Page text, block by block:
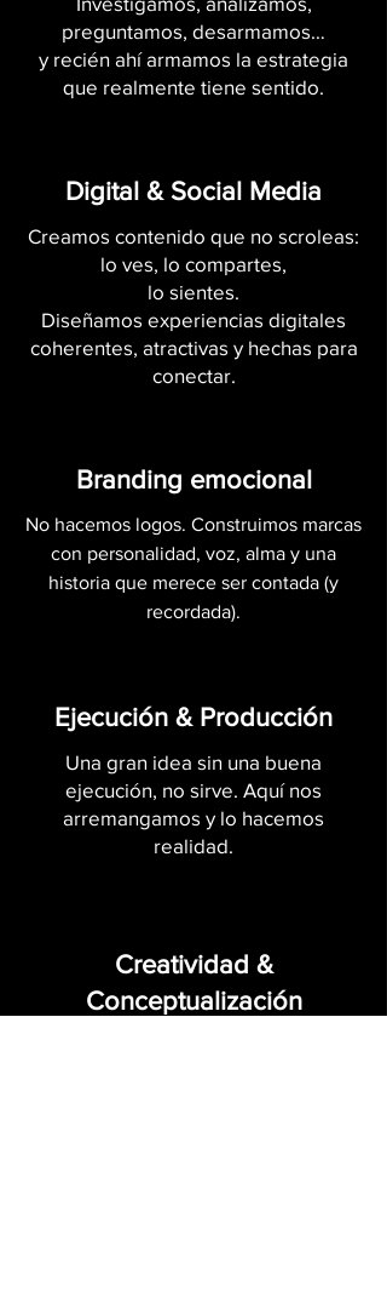
preguntamos, desarmamos…
y recién ahí armamos la estrategia
que realmente tiene sentido.
Digital & Social Media
Creamos contenido que no scroleas:
lo ves, lo compartes,
lo sientes.
Diseñamos experiencias digitales
coherentes, atractivas y hechas para
conectar.
Branding emocional
No hacemos logos. Construimos marcas
con personalidad, voz, alma y una
historia que merece ser contada (y
recordada).
Ejecución & Producción
Una gran idea sin una buena
ejecución, no sirve. Aquí nos
arremangamos y lo hacemos
realidad.
Creatividad &
Conceptualización